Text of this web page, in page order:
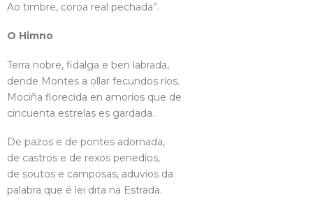
Ao timbre, coroa real pechada”.
O Himno
Terra nobre, fidalga e ben labrada,
dende Montes a ollar fecundos ríos.
Mociña florecida en amoríos que de
cincuenta estrelas es gardada.
De pazos e de pontes adornada,
de castros e de rexos penedíos,
de soutos e camposas, aduvíos da
palabra que é lei dita na Estrada.